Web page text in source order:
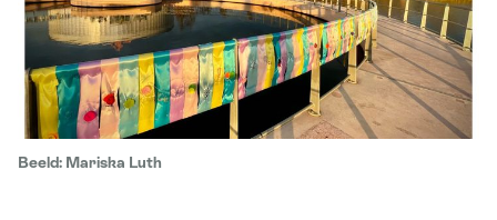
Beeld: Mariska Luth